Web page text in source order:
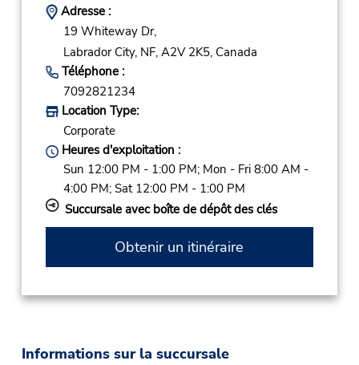
Adresse :
19 Whiteway Dr,
Labrador City, NF, A2V 2K5, Canada
Téléphone :
7092821234
Location Type:
Corporate
Heures d'exploitation :
Sun 12:00 PM - 1:00 PM; Mon - Fri 8:00 AM -
4:00 PM; Sat 12:00 PM - 1:00 PM
Succursale avec boîte de dépôt des clés
Obtenir un itinéraire
Informations sur la succursale